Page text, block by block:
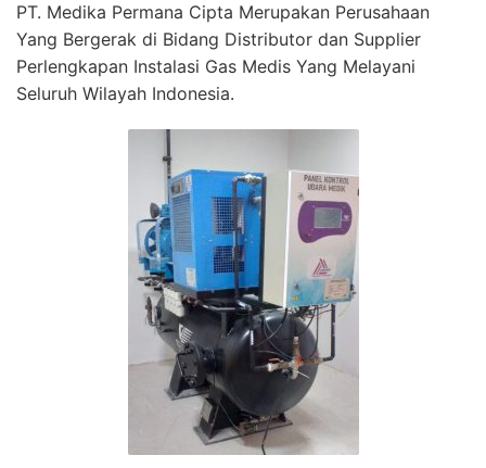
PT. Medika Permana Cipta Merupakan Perusahaan
Yang Bergerak di Bidang Distributor dan Supplier
Perlengkapan Instalasi Gas Medis Yang Melayani
Seluruh Wilayah Indonesia.